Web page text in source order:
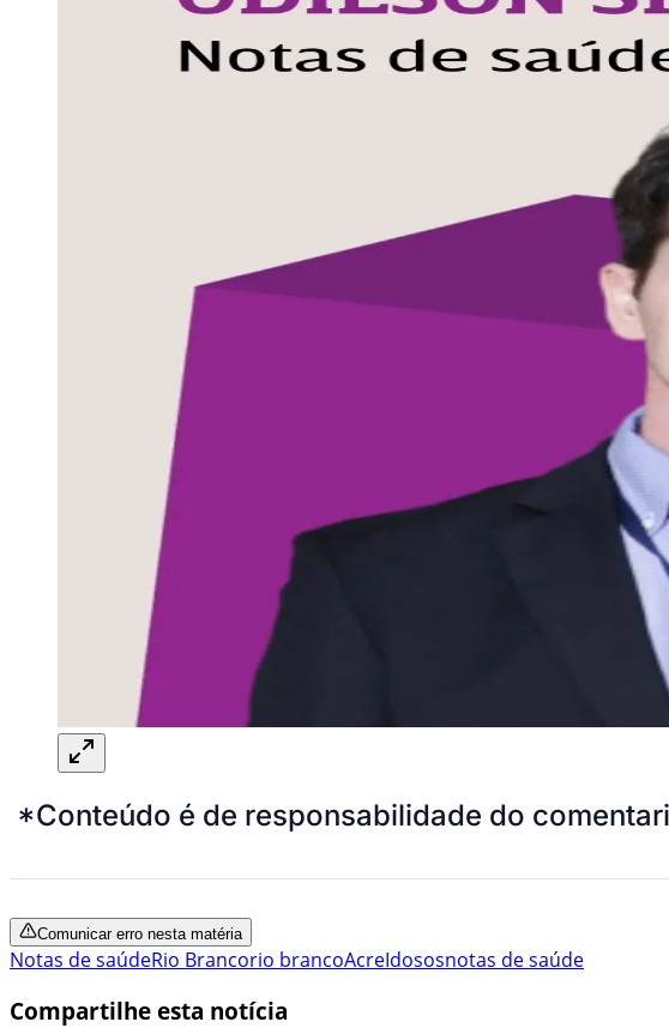
*Conteúdo é de responsabilidade do
Comunicar erro nesta matéria
Notas de saúdeRio Brancorio brancoAcreIdososnotas de saúde
Compartilhe esta notícia